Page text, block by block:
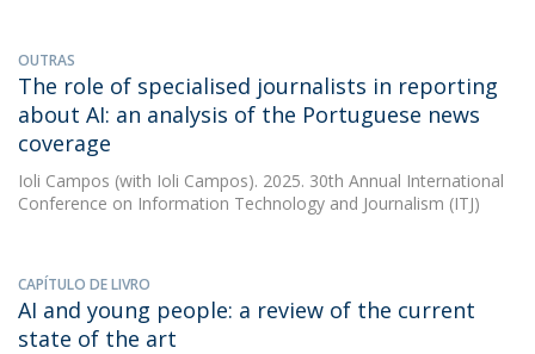
OUTRAS
The role of specialised journalists in reporting
about AI: an analysis of the Portuguese news
coverage
Ioli Campos (with Ioli Campos). 2025. 30th Annual International
Conference on Information Technology and Journalism (ITJ)
CAPÍTULO DE LIVRO
AI and young people: a review of the current
state of the art